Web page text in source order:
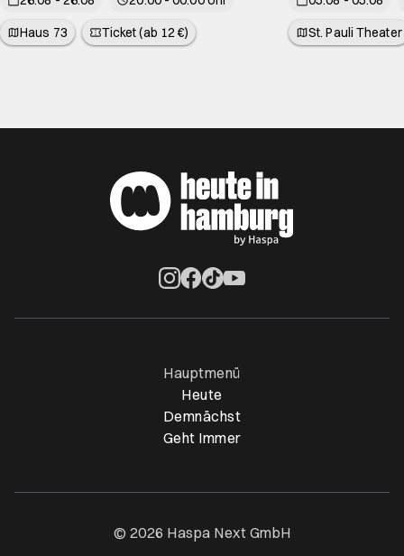
Haus 73
Ticket (ab 12 €)
St. Pauli Theater
Hauptmenü
Heute
Demnächst
Geht Immer
© 2026 Haspa Next GmbH